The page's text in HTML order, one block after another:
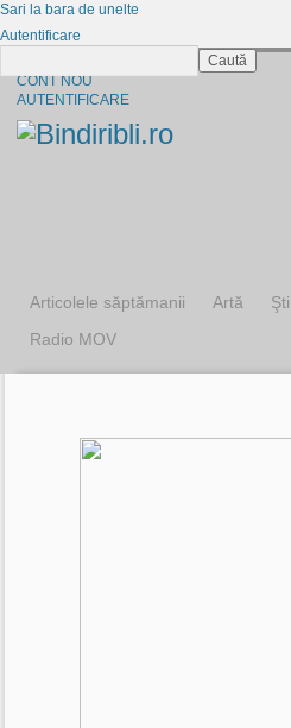
CONT NOU
AUTENTIFICARE
Articolele săptămanii Artă
Radio MOV
Sari la bara de unelte
Autentificare
Caută